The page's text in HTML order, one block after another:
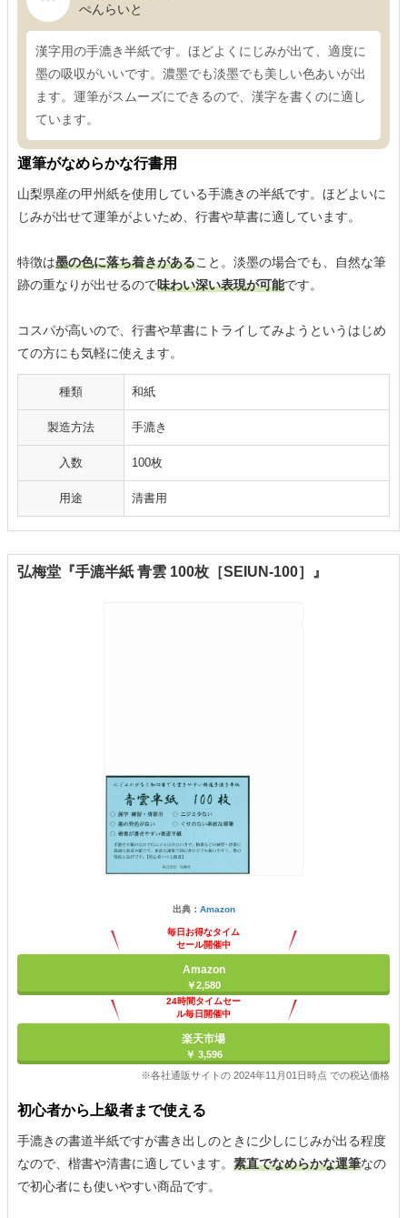
ぺんらいと
漢字用の手漉き半紙です。ほどよくにじみが出て、適度に
墨の吸収がいいです。濃墨でも淡墨でも美しい色あいが出
ます。運筆がスムーズにできるので、漢字を書くのに適し
ています。
運筆がなめらかな行書用
山梨県産の甲州紙を使用している手漉きの半紙です。ほどよいに
じみが出せて運筆がよいため、行書や草書に適しています。
特徴は墨の色に落ち着きがあること。淡墨の場合でも、自然な筆
跡の重なりが出せるので味わい深い表現が可能です。
コスパが高いので、行書や草書にトライしてみようというはじめ
ての方にも気軽に使えます。
種類 和紙
製造方法 手漉き
入数 100枚
用途 清書用
弘梅堂『手漉半紙 青雲 100枚［SEIUN-100］』
出典： Amazon
毎日お得なタイム
セール開催中
Amazon
￥2,580
24時間タイムセー
ル毎日開催中
楽天市場
￥ 3,596
※各社通販サイトの 2024年11月01日時点 での税込価格
初心者から上級者まで使える
手漉きの書道半紙ですが書き出しのときに少しにじみが出る程度
なので、楷書や清書に適しています。 素直でなめらかな運筆なの
で初心者にも使いやすい商品です。